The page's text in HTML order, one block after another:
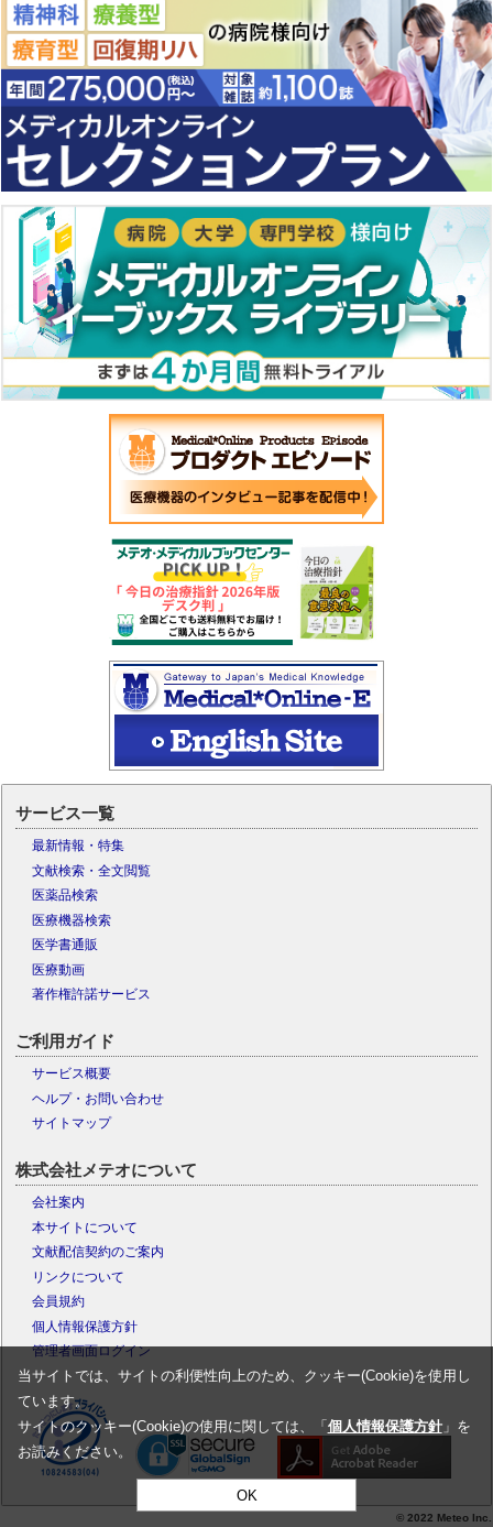
サービス一覧
最新情報・特集
文献検索・全文閲覧
医薬品検索
医療機器検索
医学書通販
医療動画
著作権許諾サービス
ご利用ガイド
サービス概要
ヘルプ・お問い合わせ
サイトマップ
株式会社メテオについて
会社案内
本サイトについて
文献配信契約のご案内
リンクについて
会員規約
個人情報保護方針
管理者画面ログイン
© 2022 Meteo Inc.
当サイトでは、サイトの利便性向上のため、クッキー(Cookie)を使用し
ています。
サイトのクッキー(Cookie)の使用に関しては、「 個人情報保護方針」を
お読みください。
OK